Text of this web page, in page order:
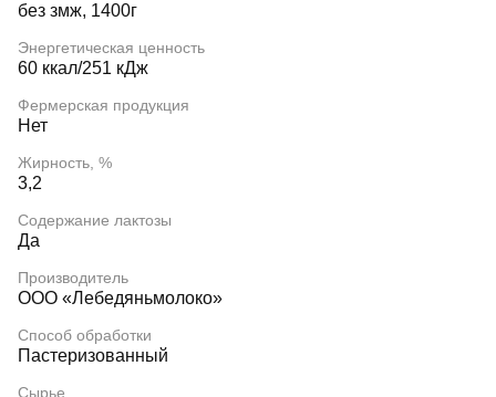
без змж, 1400г
Энергетическая ценность
60 ккал/251 кДж
Фермерская продукция
Нет
Жирность, %
3,2
Содержание лактозы
Да
Производитель
ООО «Лебедяньмолоко»
Способ обработки
Пастеризованный
Сырье